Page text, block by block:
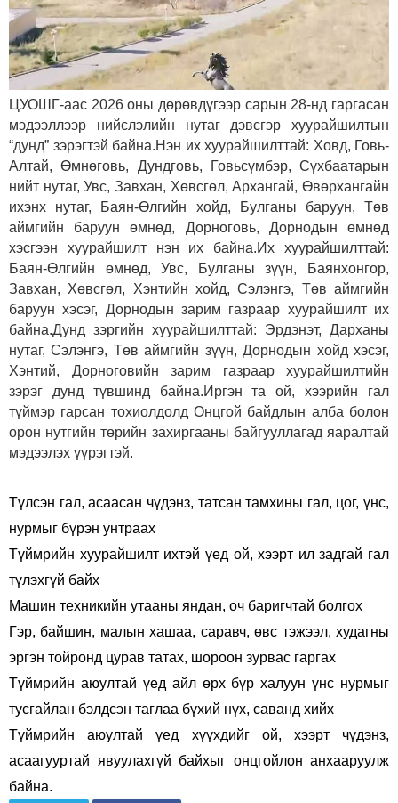
ЦУОШГ-аас 2026 оны дөрөвдүгээр сарын 28-нд гаргасан
мэдээллээр нийслэлийн нутаг дэвсгэр хуурайшилтын
“дунд” зэрэгтэй байна.Нэн их хуурайшилттай: Ховд, Говь-
Алтай, Өмнөговь, Дундговь, Говьсүмбэр, Сүхбаатарын
нийт нутаг, Увс, Завхан, Хөвсгөл, Архангай, Өвөрхангайн
ихэнх нутаг, Баян-Өлгийн хойд, Булганы баруун, Төв
аймгийн баруун өмнөд, Дорноговь, Дорнодын өмнөд
хэсгээн хуурайшилт нэн их байна.Их хуурайшилттай:
Баян-Өлгийн өмнөд, Увс, Булганы зүүн, Баянхонгор,
Завхан, Хөвсгөл, Хэнтийн хойд, Сэлэнгэ, Төв аймгийн
баруун хэсэг, Дорнодын зарим газраар хуурайшилт их
байна.Дунд зэргийн хуурайшилттай: Эрдэнэт, Дарханы
нутаг, Сэлэнгэ, Төв аймгийн зүүн, Дорнодын хойд хэсэг,
Хэнтий, Дорноговийн зарим газраар хуурайшилтийн
зэрэг дунд түвшинд байна.Иргэн та ой, хээрийн гал
түймэр гарсан тохиолдолд Онцгой байдлын алба болон
орон нутгийн төрийн захиргааны байгууллагад яаралтай
мэдээлэх үүрэгтэй.
Түлсэн гал, асаасан чүдэнз, татсан тамхины гал, цог, үнс,
нурмыг бүрэн унтраах
Түймрийн хуурайшилт ихтэй үед ой, хээрт ил задгай гал
түлэхгүй байх
Машин техникийн утааны яндан, оч баригчтай болгох
Гэр, байшин, малын хашаа, саравч, өвс тэжээл, худагны
эргэн тойронд цурав татах, шороон зурвас гаргах
Түймрийн аюултай үед айл өрх бүр халуун үнс нурмыг
тусгайлан бэлдсэн таглаа бүхий нүх, саванд хийх
Түймрийн аюултай үед хүүхдийг ой, хээрт чүдэнз,
асаагууртай явуулахгүй байхыг онцгойлон анхааруулж
байна.